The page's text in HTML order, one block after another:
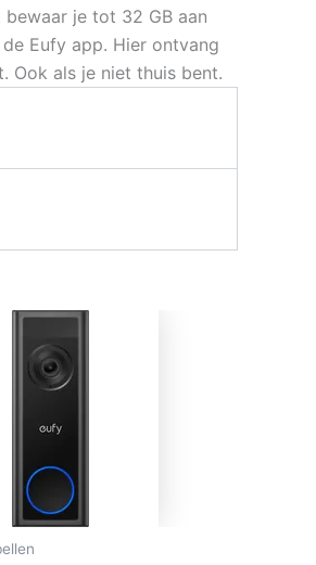
je tot 32 GB aan
Eufy app. Hier ontvang
Ook als je niet thuis bent.